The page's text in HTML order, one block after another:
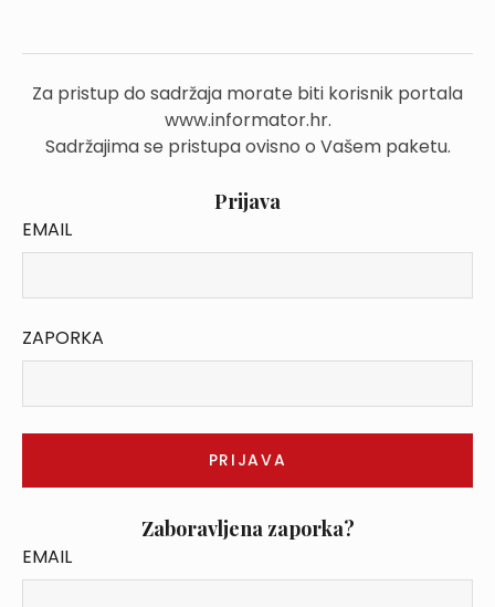
Za pristup do sadržaja morate biti korisnik portala
www.informator.hr.
Sadržajima se pristupa ovisno o Vašem paketu.
Prijava
EMAIL
ZAPORKA
Zaboravljena zaporka?
EMAIL